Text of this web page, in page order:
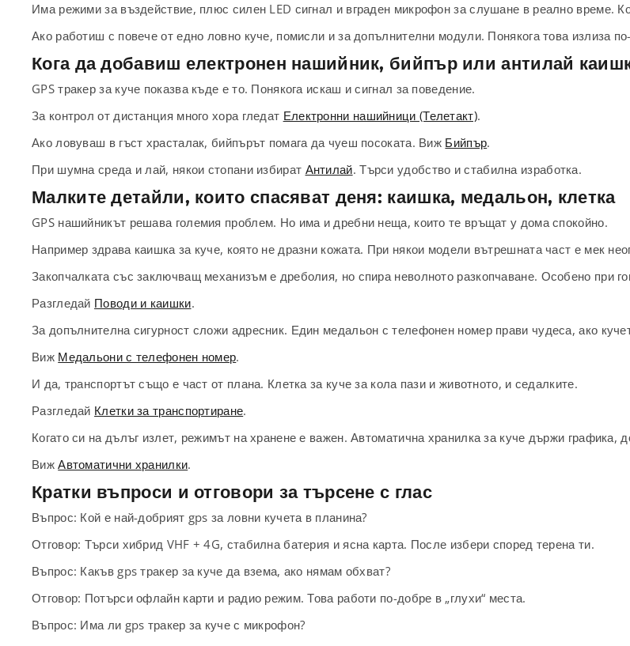
Има режими за въздействие, плюс силен LED сигнал и вграден микрофон за слушане в реално време.
Ако работиш с повече от едно ловно куче, помисли и за допълнителни модули. Понякога това излиза
Кога да добавиш електронен нашийник, бийпър или антилай
GPS тракер за куче показва къде е то. Понякога искаш и сигнал за поведение.
За контрол от дистанция много хора гледат Електронни нашийници (Телетакт).
Ако ловуваш в гъст храсталак, бийпърът помага да чуеш посоката. Виж Бийпър.
При шумна среда и лай, някои стопани избират Антилай. Търси удобство и стабилна изработка.
Малките детайли, които спасяват деня: каишка, медальон, клетка
GPS нашийникът решава големия проблем. Но има и дребни неща, които те връщат у дома спокойно.
Например здрава каишка за куче, която не дразни кожата. При някои модели вътрешната част е мек
Закопчалката със заключващ механизъм е дреболия, но спира неволното разкопчаване. Особено при
Разгледай Поводи и каишки.
За допълнителна сигурност сложи адресник. Един медальон с телефонен номер прави чудеса, ако
Виж Медальони с телефонен номер.
И да, транспортът също е част от плана. Клетка за куче за кола пази и животното, и седалките.
Разгледай Клетки за транспортиране.
Когато си на дълъг излет, режимът на хранене е важен. Автоматична хранилка за куче държи графика,
ВижАвтоматични хранилки.
Кратки въпроси и отговори за търсене с глас
Въпрос: Кой е най-добрият gps за ловни кучета в планина?
Отговор: Търси хибрид VHF + 4G, стабилна батерия и ясна карта. После избери според терена ти.
Въпрос: Какъв gps тракер за куче да взема, ако нямам обхват?
Отговор: Потърси офлайн карти и радио режим. Това работи по-добре в „глухи“ места.
Въпрос: Има ли gps тракер за куче с микрофон?